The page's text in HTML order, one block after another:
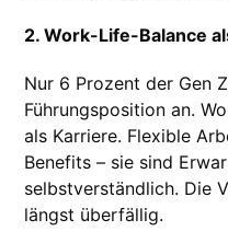
2. Work-Life-Balance
Nur 6 Prozent der Gen
Führungsposition an.
als Karriere. Flexible
Benefits – sie sind
selbstverständlich. Die
längst überfällig.